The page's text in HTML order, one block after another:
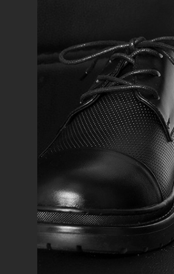
giày GNTA22-20241-D khá
phong cách casual như tôi.
lịch lãm, sang trọng, phù
Quý Nguyễn